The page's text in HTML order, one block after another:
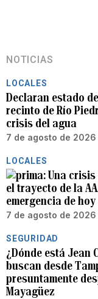
NOTICIAS
LOCALES
Declaran estado
recinto de Río
crisis del agua
7 de agosto de 2026
LOCALES
Una
el trayecto de la
emergencia de hoy
7 de agosto de 2026
SEGURIDAD
¿Dónde está Jean
buscan desde
presuntamente
Mayagüez